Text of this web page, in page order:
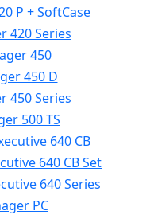
P + SoftCase
420 Series
450
450 D
450 Series
500 TS
640 CB
640 CB Set
640 Series
PC